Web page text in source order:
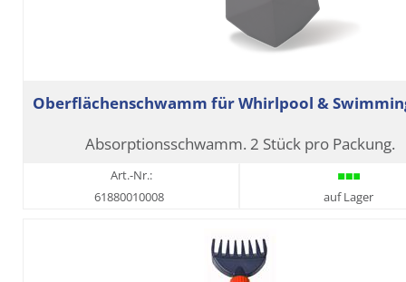
Oberflächenschwamm für Whirlpool &
Absorptionsschwamm. 2 Stück pro Packung.
Art.-Nr.:
61880010008
auf Lager